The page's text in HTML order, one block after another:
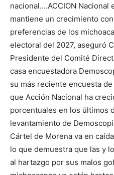
nacional….ACCION Nacional
mantiene un crecimiento
preferencias de los
electoral del 2027, aseguró
Presidente del Comité
casa encuestadora
su más reciente encuesta
que Acción Nacional ha
porcentuales en los últimos
levantamiento de
Cártel de Morena va en
lo que demuestra que las y
al hartazgo por sus malos